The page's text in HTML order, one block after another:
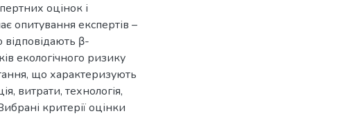
оцінок і
опитування експертів –
відповідають β-
екологічного ризику
що характеризують
витрати, технологія,
критерії оцінки